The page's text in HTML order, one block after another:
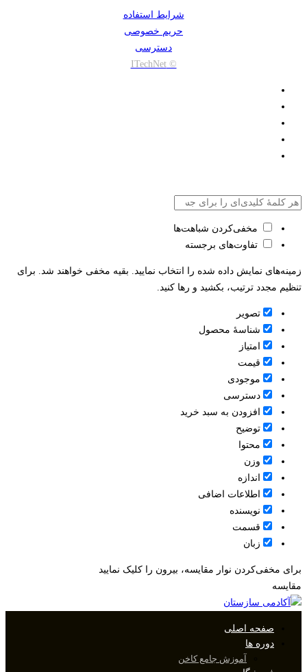
شرایط استفاده
حریم خصوصی
دسترسی
© ITechNet
مخفی‌کردن شباهت‌ها
تفاوت‌های برجسته
زمینه‌های نمایش داده شده را انتخاب نمایید. بقیه مخفی خواهند شد. برای
تنظیم مجدد ترتیب، بکشید و رها کنید.
تصویر
شناسۀ محصول
امتیاز
قيمت
موجودی
دسترسی
افزودن به سبد خرید
توضیح
محتوا
وزن
اندازه
اطلاعات اضافی
نویسنده
قسمت
زبان
برای مخفی‌کردن نوار مقایسه، بیرون را کلیک نمایید
مقایسه
صفحه اصلی
دوره ها
آموزش جامع کاخن